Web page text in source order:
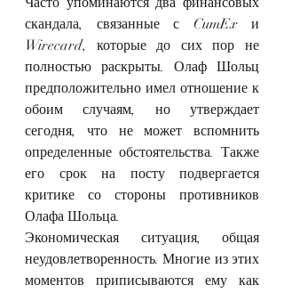
скандала, связанные с CumEx и
Wirecard, которые до сих пор не
полностью раскрыты. Олаф Шольц
предположительно имел отношение к
обоим случаям, но утверждает
сегодня, что не может вспомнить
определенные обстоятельства. Также
его срок на посту подвергается
критике со стороны противников
Олафа Шольца.
Экономическая ситуация, общая
неудовлетворенность. Многие из этих
моментов приписываются ему как